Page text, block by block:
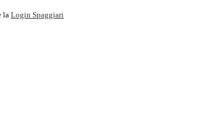
la Login Spaggiari